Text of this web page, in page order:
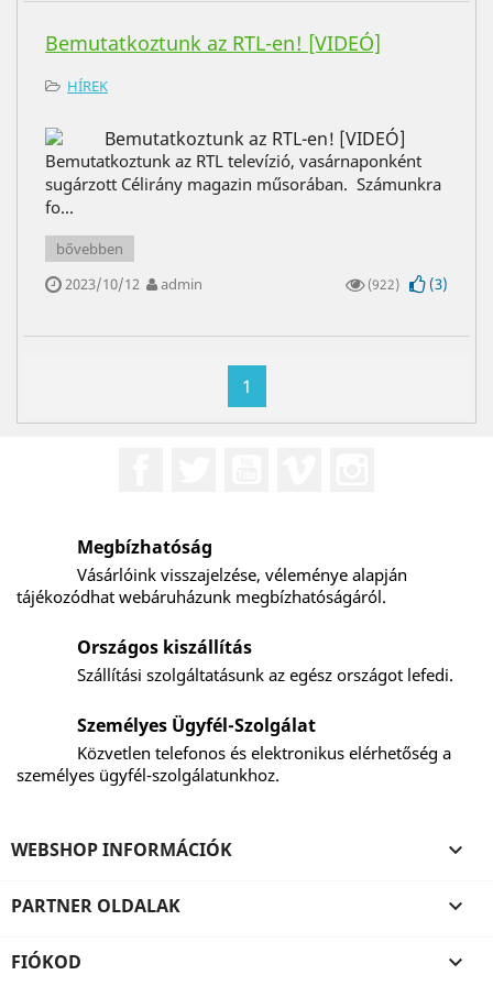
Bemutatkoztunk az RTL-en! [VIDEÓ]
HÍREK
Bemutatkoztunk az RTL televízió, vasárnaponként
sugárzott Célirány magazin műsorában. Számunkra
fo...
bővebben
2023/10/12
admin (922) (3)
1
Megbízhatóság
Vásárlóink visszajelzése, véleménye alapján
tájékozódhat webáruházunk megbízhatóságáról.
Országos kiszállítás
Szállítási szolgáltatásunk az egész országot lefedi.
Személyes Ügyfél-Szolgálat
Közvetlen telefonos és elektronikus elérhetőség a
személyes ügyfél-szolgálatunkhoz.
WEBSHOP INFORMÁCIÓK 
PARTNER OLDALAK 
FIÓKOD 